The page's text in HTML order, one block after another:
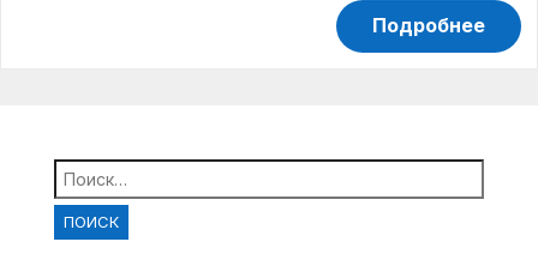
Подробнее
Найти: